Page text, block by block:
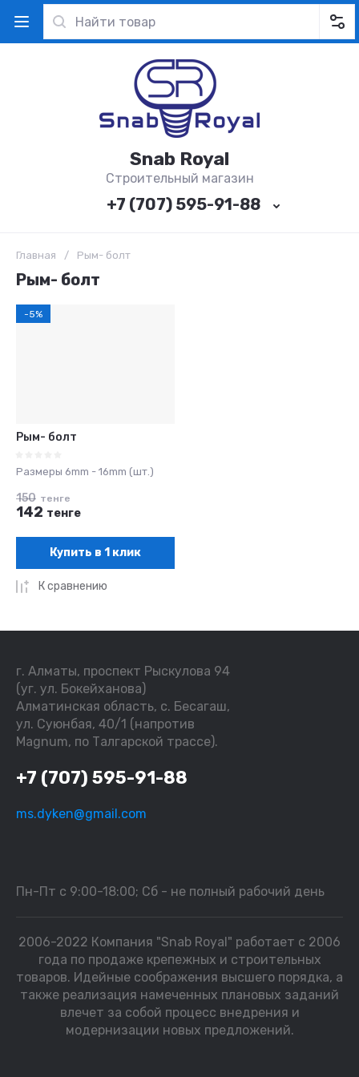
Snab Royal
Строительный магазин
+7 (707) 595-91-88
Главная / Рым- болт
Рым- болт
-5%
Рым- болт
Размеры 6mm - 16mm (шт.)
150 тенге
142 тенге
Купить в 1 клик
К сравнению
г. Алматы, проспект Рыскулова 94
(уг. ул. Бокейханова)
Алматинская область, с. Бесагаш,
ул. Суюнбая, 40/1 (напротив
Magnum, по Талгарской трассе).
+7 (707) 595-91-88
ms.dyken@gmail.com
Пн-Пт с 9:00-18:00; Сб - не полный рабочий день
2006-2022 Компания "Snab Royal" работает с 2006
года по продаже крепежных и строительных
товаров. Идейные соображения высшего порядка, а
также реализация намеченных плановых заданий
влечет за собой процесс внедрения и
модернизации новых предложений.